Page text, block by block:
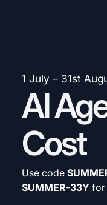
1 July – 31st
AI
Cost
Use code
SUMMER-33Y for